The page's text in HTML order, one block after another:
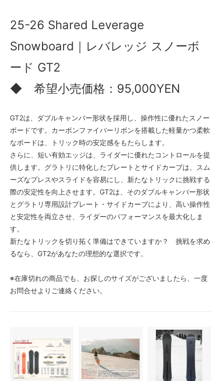
25-26 Shared Leverage
Snowboard｜レバレッジ スノーボ
ード GT2
◆ 希望小売価格：95,000YEN
GT2は、ダブルキャンバー形状を採用し、操作性に優れたスノー
ボードです。カーボンファイバーリボンを搭載した軽量かつ柔軟
なボードは、トリック時の安定感をもたらします。
さらに、短い有効エッジは、ライダーに優れたコントロールを提
供します。グラトリに特化したプレートとサイドカーブは、スム
ーズなプレスやスライドを容易にし、新たなトリックに挑戦する
際の安定性を向上させます。GT2は、そのダブルキャンバー形状
とグラトリ専用設計プレート・サイドカーブにより、高い操作性
と安定性を両立させ、ライダーのパフォーマンスを最大化しま
す。
新たなトリックを切り拓く準備はできていますか？ 挑戦を求め
るなら、GT2があなたの理想的な選択です。
※在庫切れの商品でも、お探しのサイズがございましたら、一度
お問合せよりご連絡ください。